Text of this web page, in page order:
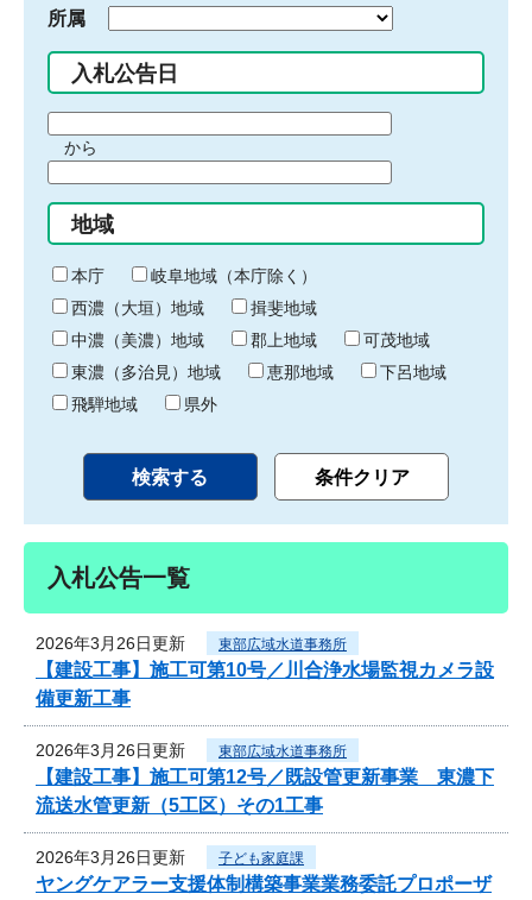
所属
入札公告日
間
始
り
から
間
終
わ
り
地域
本庁
岐阜地域（本庁除く）
西濃（大垣）地域
揖斐地域
中濃（美濃）地域
郡上地域
可茂地域
東濃（多治見）地域
恵那地域
下呂地域
飛騨地域
県外
入札公告一覧
2026年3月26日更新 東部広域水道事務所
【建設工事】施工可第10号／川合浄水場監視カメラ設
備更新工事
2026年3月26日更新 東部広域水道事務所
【建設工事】施工可第12号／既設管更新事業 東濃下
流送水管更新（5工区）その1工事
2026年3月26日更新 子ども家庭課
ヤングケアラー支援体制構築事業業務委託プロポーザ